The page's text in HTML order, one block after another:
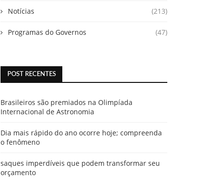
Notícias (213)
Programas do Governos (47)
POST RECENTES
Brasileiros são premiados na Olimpíada
Internacional de Astronomia
Dia mais rápido do ano ocorre hoje; compreenda
o fenômeno
saques imperdíveis que podem transformar seu
orçamento